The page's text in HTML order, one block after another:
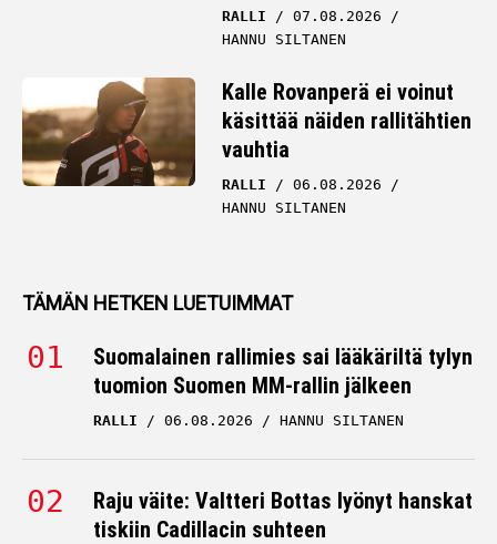
RALLI
07.08.2026
HANNU SILTANEN
Kalle Rovanperä ei voinut
käsittää näiden rallitähtien
vauhtia
RALLI
06.08.2026
HANNU SILTANEN
TÄMÄN HETKEN LUETUIMMAT
Suomalainen rallimies sai lääkäriltä tylyn
tuomion Suomen MM-rallin jälkeen
RALLI 06.08.2026 HANNU SILTANEN
Raju väite: Valtteri Bottas lyönyt hanskat
tiskiin Cadillacin suhteen